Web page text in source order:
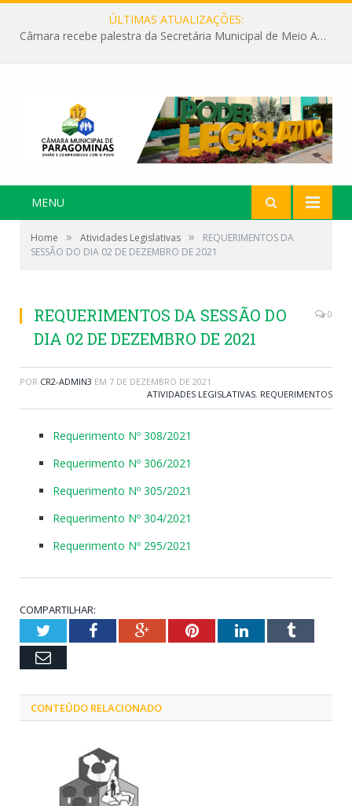
ÚLTIMAS ATUALIZAÇÕES:
Câmara recebe palestra da Secretária Municipal de Meio Ambiente sobre as ações da “SEMANA DO MEIO AMBIENTE”
MENU
Home » Atividades Legislativas »
REQUERIMENTOS DA
SESSÃO DO DIA 02 DE DEZEMBRO DE 2021
REQUERIMENTOS DA SESSÃO DO
DIA 02 DE DEZEMBRO DE 2021
0
POR CR2-ADMIN3 EM 7 DE DEZEMBRO DE 2021
ATIVIDADES LEGISLATIVAS, REQUERIMENTOS
Requerimento Nº 308/2021
Requerimento Nº 306/2021
Requerimento Nº 305/2021
Requerimento Nº 304/2021
Requerimento Nº 295/2021
COMPARTILHAR:
TwitterFacebookGoogle+PinterestLinkedInTumblr
Email
CONTEÚDO RELACIONADO